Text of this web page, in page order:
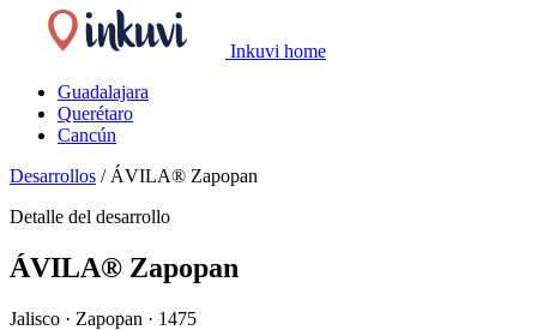
Inkuvi home
Guadalajara
Querétaro
Cancún
Desarrollos / ÁVILA® Zapopan
Detalle del desarrollo
ÁVILA® Zapopan
Jalisco · Zapopan · 1475